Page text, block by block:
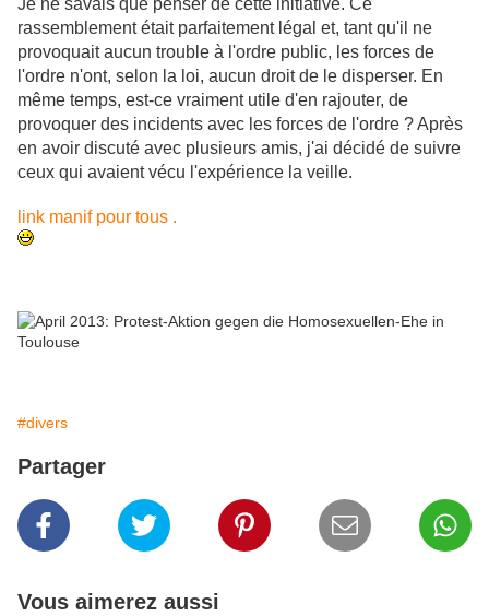
Je ne savais que penser de cette initiative. Ce
rassemblement était parfaitement légal et, tant qu'il ne
provoquait aucun trouble à l'ordre public, les forces de
l'ordre n'ont, selon la loi, aucun droit de le disperser. En
même temps, est-ce vraiment utile d'en rajouter, de
provoquer des incidents avec les forces de l'ordre ? Après
en avoir discuté avec plusieurs amis, j'ai décidé de suivre
ceux qui avaient vécu l'expérience la veille.
link manif pour tous .
#divers
Partager
Vous aimerez aussi